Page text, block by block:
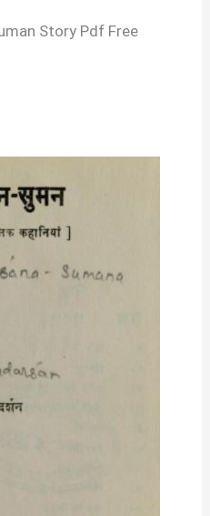
Story Pdf Free